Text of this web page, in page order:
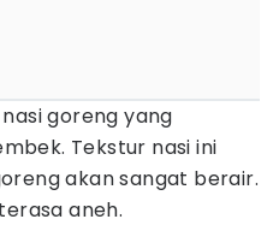
goreng yang
Tekstur nasi ini
akan sangat berair.
aneh.